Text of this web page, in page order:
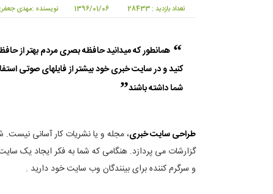
تعداد بازدید : 28433 1396/01/06 نویسنده :مهدی
همانطور که میدانید حافظه بصری مردم بهتر از
کنید و در سایت خبری خود بیشتر از فایلهای صوتی
شما داشته باشند
طراحی سایت خبری، مجله و یا نشریات کار آسانی نیست.
گزارشات می پردازد. هنگامی که شما به فکر ایجاد یک
و سرگرم کننده برای بینندگان وب سایت خود دارید .